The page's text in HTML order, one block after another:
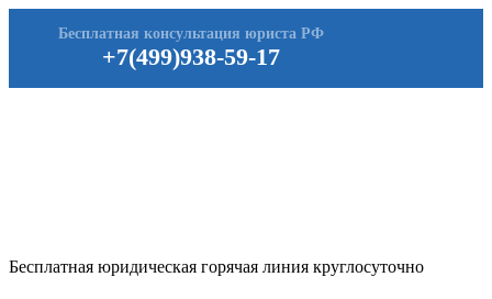
+7(499)938-59-17
Бесплатная консультация юриста РФ
Бесплатная юридическая горячая линия круглосуточно